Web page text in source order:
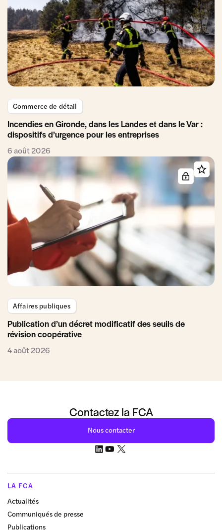
Commerce de détail
Incendies en Gironde, dans les Landes et dans le Var :
dispositifs d’urgence pour les entreprises
6 août 2026
Affaires publiques
Publication d’un décret modificatif des seuils de
révision coopérative
4 août 2026
Contactez la FCA
Nous contacter
LA FCA
Actualités
Communiqués de presse
Publications